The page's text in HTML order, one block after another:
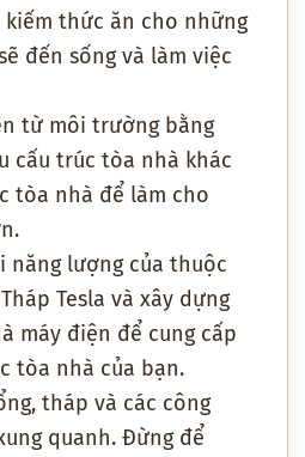
kiếm thức ăn cho những
đến sống và làm việc
từ môi trường bằng
cấu trúc tòa nhà khác
tòa nhà để làm cho
năng lượng của thuộc
Tesla và xây dựng
máy điện để cung cấp
tòa nhà của bạn.
tháp và các công
quanh. Đừng để